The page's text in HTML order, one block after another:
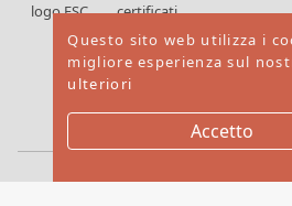
logo FSC
certificati
FSC
Questo sito web utilizza i
migliore esperienza sul
ulteriori
Accetto